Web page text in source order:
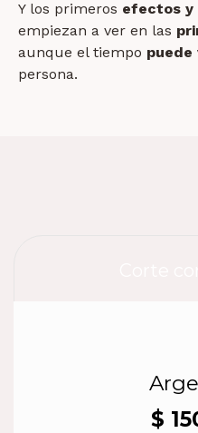
Y los primeros efectos y
empiezan a ver en las
aunque el tiempo puede
persona.
$